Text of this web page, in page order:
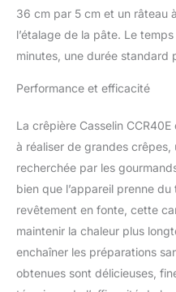
36 cm par 5 cm et un râteau
l’étalage de la pâte. Le
minutes, une durée standard
Performance et efficacité
La crêpière Casselin
à réaliser de grandes
recherchée par les
bien que l’appareil prenne
revêtement en fonte, cette
maintenir la chaleur plus
enchaîner les préparations
obtenues sont délicieuses,